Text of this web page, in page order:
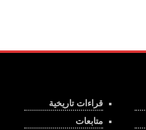
قراءات تاريخية
متابعات